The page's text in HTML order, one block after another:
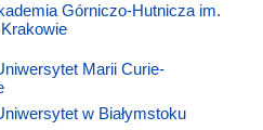
Górniczo-Hutnicza im.
Marii Curie-
w Białymstoku